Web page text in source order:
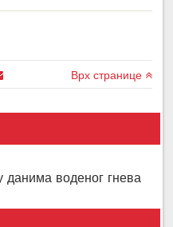
Врх странице
воденог гнева